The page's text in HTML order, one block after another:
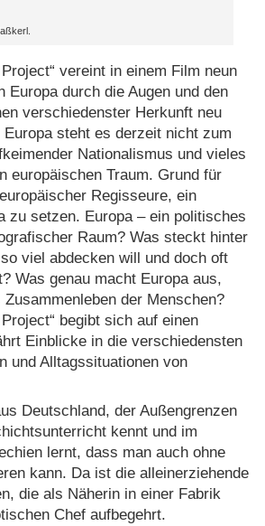
vereint in einem Film neun
Europa durch die Augen und den
verschiedenster Herkunft neu
steht es derzeit nicht zum
Nationalismus und vieles
europäischen Traum. Grund für
Regisseure, ein
zu setzen. Europa – ein politisches
Raum? Was steckt hinter
viel abdecken will und doch oft
Was genau macht Europa aus,
der Menschen?
begibt sich auf einen
Einblicke in die verschiedensten
und Alltagssituationen von
Deutschland, der Außengrenzen
kennt und im
lernt, dass man auch ohne
kann. Da ist die alleinerziehende
die als Näherin in einer Fabrik
Chef aufbegehrt.